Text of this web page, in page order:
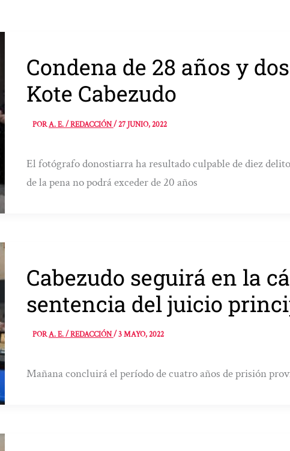
Condena de 28 años y
Kote Cabezudo
PORA. E. / REDACCIÓN/27 JUNIO, 2022
El fotógrafo donostiarra ha resultado culpable de diez
de la pena no podrá exceder de 20 años
Cabezudo seguirá en la
sentencia del juicio
PORA. E. / REDACCIÓN/3 MAYO, 2022
Mañana concluirá el período de cuatro años de prisión